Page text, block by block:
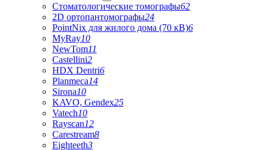
Стоматологические томографы62
2D ортопантомографы24
PointNix для жилого дома (70 кВ)6
MyRay10
NewTom11
Castellini2
HDX Dentri6
Planmeca14
Sirona10
KAVO, Gendex25
Vatech10
Rayscan12
Carestream8
Eighteeth3